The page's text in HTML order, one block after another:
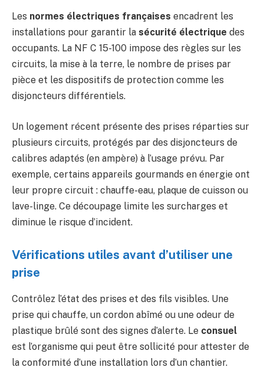
Les normes électriques françaises encadrent les
installations pour garantir la sécurité électrique des
occupants. La NF C 15-100 impose des règles sur les
circuits, la mise à la terre, le nombre de prises par
pièce et les dispositifs de protection comme les
disjoncteurs différentiels.
Un logement récent présente des prises réparties sur
plusieurs circuits, protégés par des disjoncteurs de
calibres adaptés (en ampère) à l’usage prévu. Par
exemple, certains appareils gourmands en énergie ont
leur propre circuit : chauffe-eau, plaque de cuisson ou
lave-linge. Ce découpage limite les surcharges et
diminue le risque d’incident.
Vérifications utiles avant d’utiliser une
prise
Contrôlez l’état des prises et des fils visibles. Une
prise qui chauffe, un cordon abîmé ou une odeur de
plastique brûlé sont des signes d’alerte. Le consuel
est l’organisme qui peut être sollicité pour attester de
la conformité d’une installation lors d’un chantier.